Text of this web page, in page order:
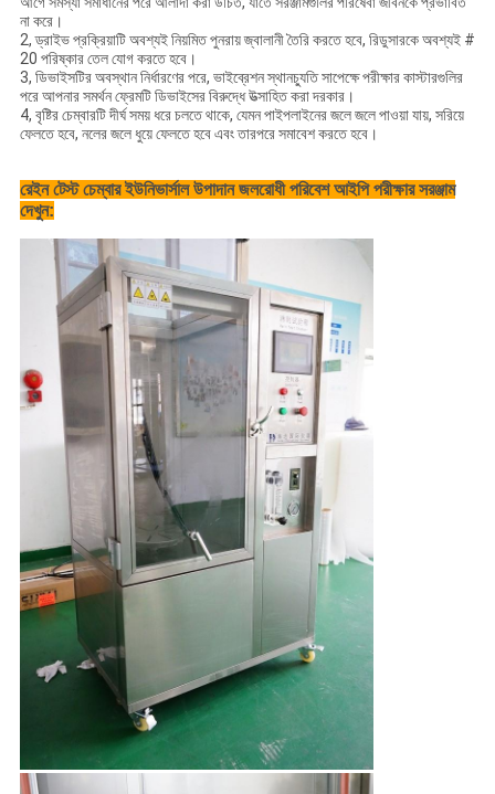
না করে।
2, ড্রাইভ প্রক্রিয়াটি অবশ্যই নিয়মিত পুনরায় জ্বালানী তৈরি করতে হবে, রিডুসারকে অবশ্যই #
20 পরিষ্কার তেল যোগ করতে হবে।
3, ডিভাইসটির অবস্থান নির্ধারণের পরে, ভাইব্রেশন স্থানচ্যুতি সাপেক্ষে পরীক্ষার কাস্টারগুলির
পরে আপনার সমর্থন ফ্রেমটি ডিভাইসের বিরুদ্ধে উত্সাহিত করা দরকার।
4, বৃষ্টির চেম্বারটি দীর্ঘ সময় ধরে চলতে থাকে, যেমন পাইপলাইনের জলে জলে পাওয়া যায়, সরিয়ে
ফেলতে হবে, নলের জলে ধুয়ে ফেলতে হবে এবং তারপরে সমাবেশ করতে হবে।
রেইন টেস্ট চেম্বার ইউনিভার্সাল উপাদান জলরোধী পরিবেশ আইপি পরীক্ষার সরঞ্জাম
দেখুন: